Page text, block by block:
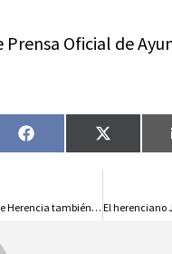
Prensa Oficial de
Compartir
en
Facebook
en
X
El carnaval de Herencia también se acordó de las obras de la parroquia